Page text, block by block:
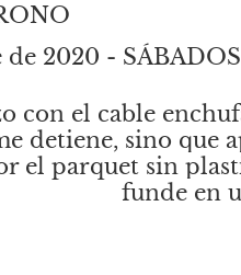
de 2020 -
con el cable
detiene, sino que
el parquet sin
funde en